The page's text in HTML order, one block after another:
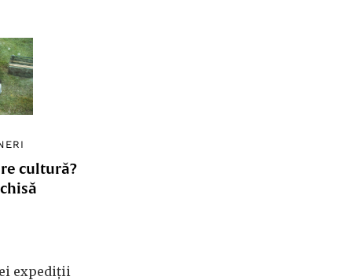
cultură?
expediții